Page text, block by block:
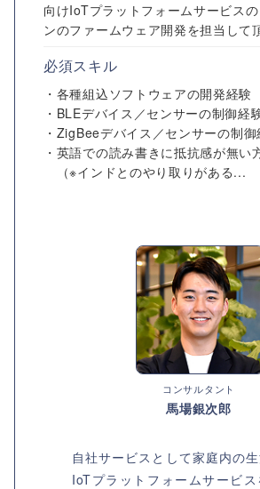
向けIoTプラットフォームサービス
ンのファームウェア開発を担当して
必須スキル
・各種組込ソフトウェアの開発経験
・BLEデバイス／センサーの制御経
・ZigBeeデバイス／センサーの制御
・英語での読み書きに抵抗感が無い
（※インドとのやり取りがある...
コンサルタント
馬場銀次郎
自社サービスとして家庭内の
IoTプラットフォームサービ